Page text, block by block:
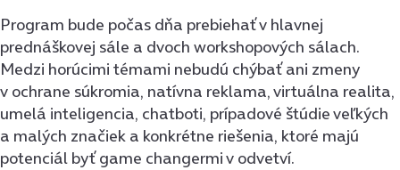
Program bude počas dňa prebiehať v hlavnej
prednáškovej sále a dvoch workshopových sálach.
Medzi horúcimi témami nebudú chýbať ani zmeny
v ochrane súkromia, natívna reklama, virtuálna realita,
umelá inteligencia, chatboti, prípadové štúdie veľkých
a malých značiek a konkrétne riešenia, ktoré majú
potenciál byť game changermi v odvetví.